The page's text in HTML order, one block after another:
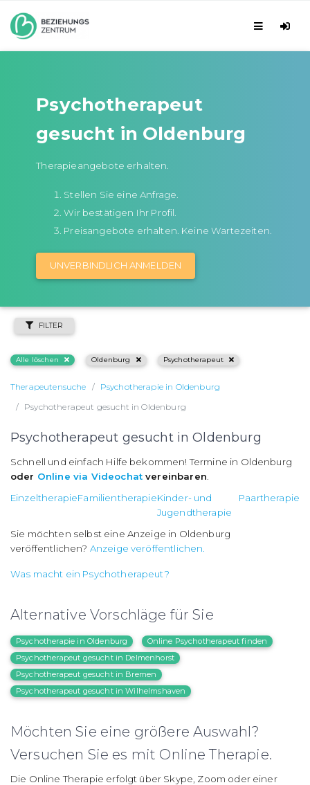
Psychotherapeut
gesucht in Oldenburg
Therapieangebote erhalten.
Stellen Sie eine Anfrage.
Wir bestätigen Ihr Profil.
Preisangebote erhalten. Keine Wartezeiten.
UNVERBINDLICH ANMELDEN
FILTER
Alle löschen Oldenburg Psychotherapeut
Therapeutensuche
Psychotherapie in Oldenburg
Psychotherapeut gesucht in Oldenburg
Psychotherapeut gesucht in Oldenburg
Schnell und einfach Hilfe bekommen! Termine in Oldenburg
oder Online via Videochat vereinbaren
EinzeltherapieFamilientherapieKinder- und
Jugendtherapie
Paartherapie
Sie möchten selbst eine Anzeige in Oldenburg
veröffentlichen? Anzeige veröffentlichen.
Was macht ein Psychotherapeut?
Alternative Vorschläge für Sie
Psychotherapie in Oldenburg
Online Psychotherapeut finden
Psychotherapeut gesucht in Delmenhorst
Psychotherapeut gesucht in Bremen
Psychotherapeut gesucht in Wilhelmshaven
Möchten Sie eine größere Auswahl?
Versuchen Sie es mit Online Therapie.
Die Online Therapie erfolgt über Skype, Zoom oder einer